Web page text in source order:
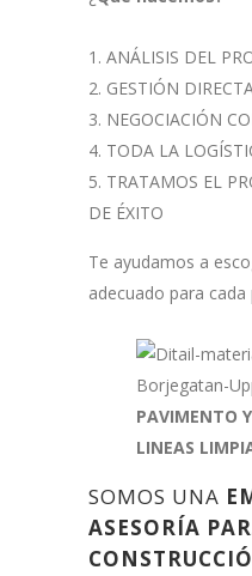
ANÁLISIS DEL
GESTIÓN
NEGOCIACIÓN
TODA LA
TRATAMOS EL
DE ÉXITO
Te ayudamos a
adecuado para cada
PAVIMENTO
LINEAS
SOMOS UNA
ASESORÍA